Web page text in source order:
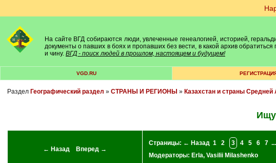
На сайте ВГД собираются люди, увлеченные генеалогией, историей,
документы о павших в боях и пропавших без вести, в какой архив
и чину. ВГД - поиск людей в прошлом, настоящем и будущем!
VGD.RU
Раздел Географический раздел » СТРАНЫ И РЕГИОНЫ » Казахстан и страны Средней
Ищу
← Назад Вперед →
Страницы: ← Назад 1 2 3 4 5 6 7 ...
Модераторы: Erla, Vasilii Milashenko